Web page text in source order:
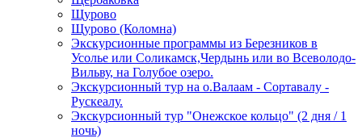
Щурово
Щурово (Коломна)
Экскурсионные программы из Березников в
Усолье или Соликамск,Чердынь или во Всеволодо-
Вильву, на Голубое озеро.
Экскурсионный тур на о.Валаам - Сортавалу -
Рускеалу.
Экскурсионный тур "Онежское кольцо" (2 дня / 1
ночь)